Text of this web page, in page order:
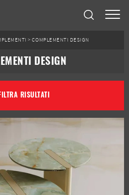
>COMPLEMENTI DESIGN
DESIGN
RISULTATI